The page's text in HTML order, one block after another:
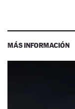
MÁS INFORMACIÓN